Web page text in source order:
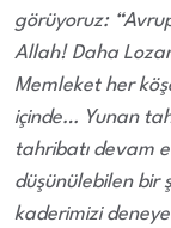
görüyoruz:
Allah! Daha
Memleket her
içinde… Yunan
tahribatı devam
düşünülebilen bir
kaderimizi